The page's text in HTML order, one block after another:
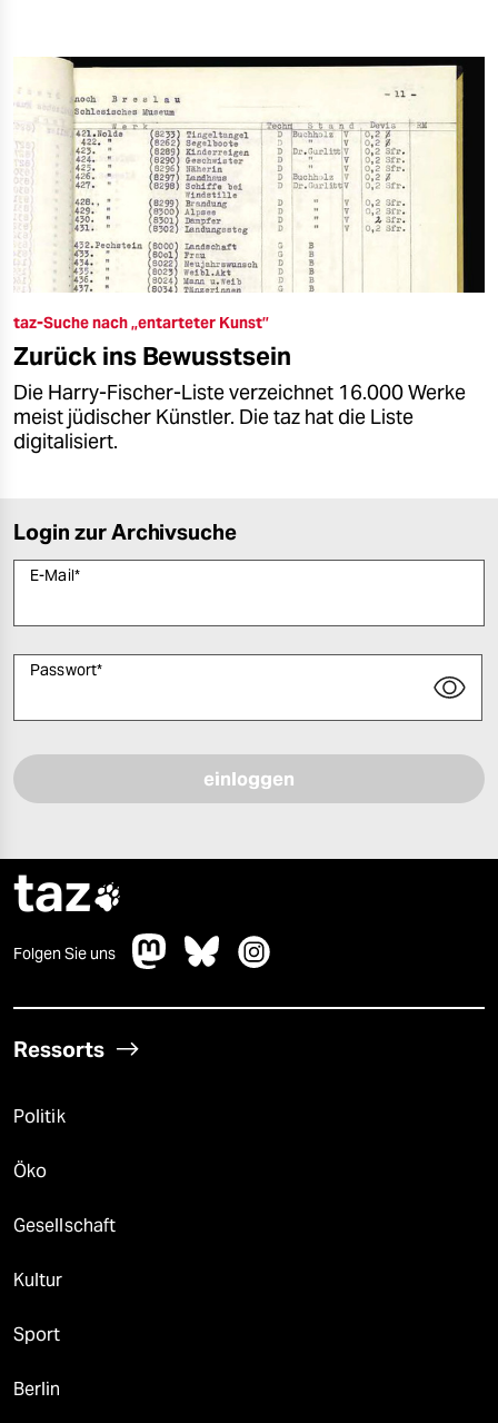
taz-Suche nach „entarteter Kunst”
Zurück ins Bewusstsein
Die Harry-Fischer-Liste verzeichnet 16.000 Werke
meist jüdischer Künstler. Die taz hat die Liste
digitalisiert.
Login zur Archivsuche
E-Mail*
Passwort*
taz
Folgen Sie uns
Ressorts
Politik
Öko
Gesellschaft
Kultur
Sport
Berlin